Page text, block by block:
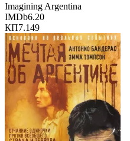
Imagining Argentina
IMDb6.20
КП7.149